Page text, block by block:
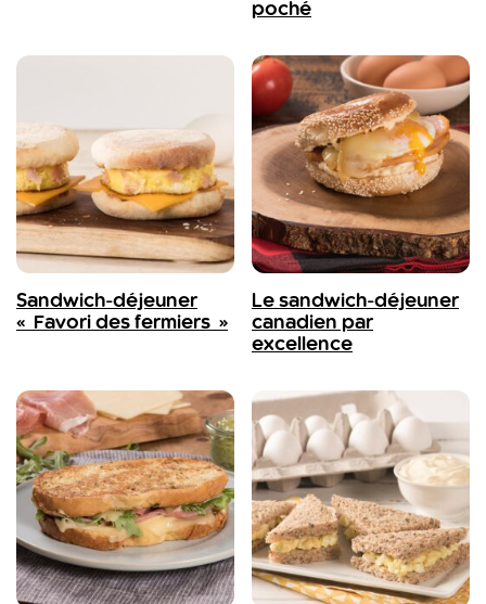
poché
Sandwich-déjeuner
« Favori des fermiers »
Le sandwich-déjeuner
canadien par
excellence